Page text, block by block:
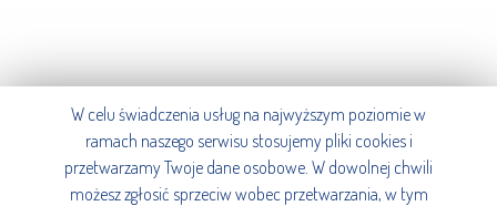
W celu świadczenia usług na najwyższym poziomie w
ramach naszego serwisu stosujemy pliki cookies i
przetwarzamy Twoje dane osobowe. W dowolnej chwili
możesz zgłosić sprzeciw wobec przetwarzania, w tym